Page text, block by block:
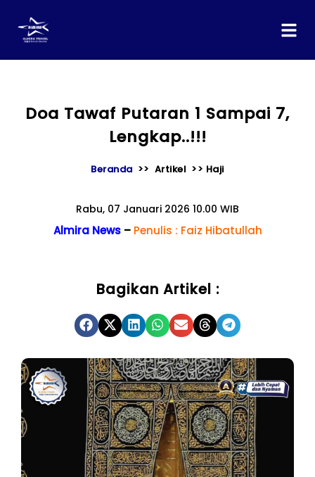
Doa Tawaf Putaran 1 Sampai 7,
Lengkap..!!!
Beranda >> Artikel >> Haji
Rabu, 07 Januari 2026 10.00 WIB
Almira News – Penulis : Faiz Hibatullah
Bagikan Artikel :